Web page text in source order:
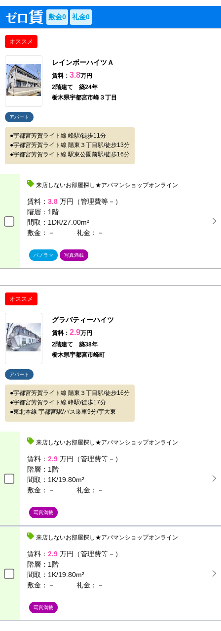
敷金0 礼金0
オススメ
レインボーハイツＡ
賃料： 3.8万円
2階建て 築24年
栃木県宇都宮市峰３丁目
アパート
宇都宮芳賀ライト線 峰駅/徒歩11分
宇都宮芳賀ライト線 陽東３丁目駅/徒歩13分
宇都宮芳賀ライト線 駅東公園前駅/徒歩16分
来店しないお部屋探し★アパマンショップオンライン
賃料： 3.8 万円（管理費等－）
階層： 1階
間取： 1DK/27.00m²
敷金：－
礼金：－
パノラマ 写真満載
オススメ
グラバティーハイツ
賃料： 2.9万円
2階建て 築38年
栃木県宇都宮市峰町
アパート
宇都宮芳賀ライト線 陽東３丁目駅/徒歩16分
宇都宮芳賀ライト線 峰駅/徒歩17分
東北本線 宇都宮駅/バス乗車9分/宇大東
来店しないお部屋探し★アパマンショップオンライン
賃料： 2.9 万円（管理費等－）
階層： 1階
間取： 1K/19.80m²
敷金：－
礼金：－
写真満載
来店しないお部屋探し★アパマンショップオンライン
賃料： 2.9 万円（管理費等－）
階層： 1階
間取： 1K/19.80m²
敷金：－
礼金：－
写真満載